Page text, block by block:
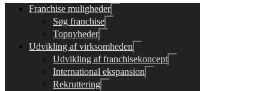
Franchise muligheder
Søg franchise
Topnyheder
Udvikling af virksomheden
Udvikling af franchisekoncept
International ekspansion
Rekruttering